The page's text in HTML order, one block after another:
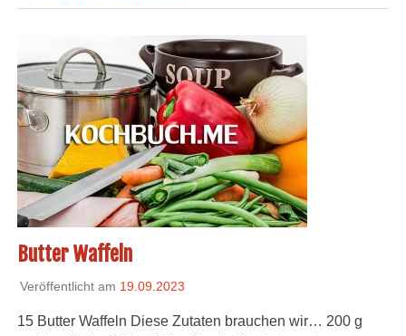
Butter Waffeln
Veröffentlicht am 19.09.2023
15 Butter Waffeln Diese Zutaten brauchen wir… 200 g